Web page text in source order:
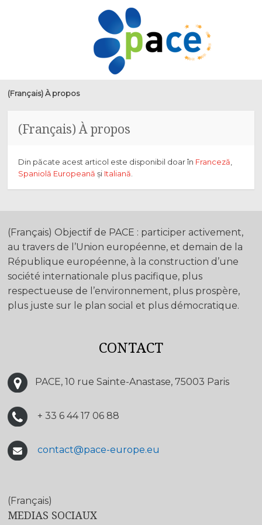
(Français) À propos
(Français) À propos
Din păcate acest articol este disponibil doar în Franceză
Spaniolă Europeană și Italiană
(Français) Objectif de PACE : participer activement,
au travers de l’Union européenne, et demain de la
République européenne, à la construction d’une
société internationale plus pacifique, plus
respectueuse de l’environnement, plus prospère,
plus juste sur le plan social et plus démocratique.
CONTACT
PACE, 10 rue Sainte-Anastase, 75003 Paris
+ 33 6 44 17 06 88
contact@pace-europe.eu
(Français)
MEDIAS SOCIAUX